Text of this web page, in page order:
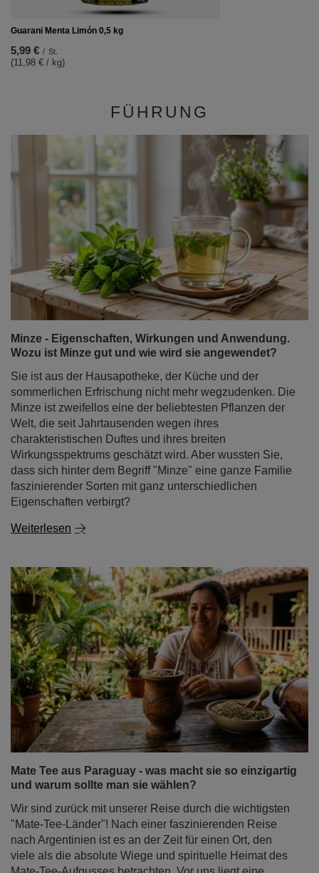
Guarani Menta Limón 0,5 kg
5,99 € / St.
(11,98 € / kg)
FÜHRUNG
Minze - Eigenschaften, Wirkungen und Anwendung.
Wozu ist Minze gut und wie wird sie angewendet?
Sie ist aus der Hausapotheke, der Küche und der
sommerlichen Erfrischung nicht mehr wegzudenken. Die
Minze ist zweifellos eine der beliebtesten Pflanzen der
Welt, die seit Jahrtausenden wegen ihres
charakteristischen Duftes und ihres breiten
Wirkungsspektrums geschätzt wird. Aber wussten Sie,
dass sich hinter dem Begriff "Minze" eine ganze Familie
faszinierender Sorten mit ganz unterschiedlichen
Eigenschaften verbirgt?
Weiterlesen
Mate Tee aus Paraguay - was macht sie so einzigartig
und warum sollte man sie wählen?
Wir sind zurück mit unserer Reise durch die wichtigsten
"Mate-Tee-Länder"! Nach einer faszinierenden Reise
nach Argentinien ist es an der Zeit für einen Ort, den
viele als die absolute Wiege und spirituelle Heimat des